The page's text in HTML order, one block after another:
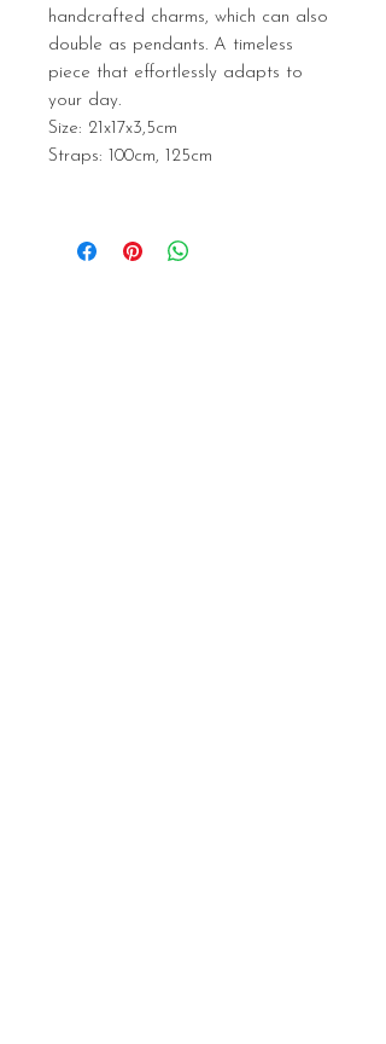
handcrafted charms, which can also
double as pendants. A timeless
piece that effortlessly adapts to
your day.
Size: 21x17x3,5cm
Straps: 100cm, 125cm